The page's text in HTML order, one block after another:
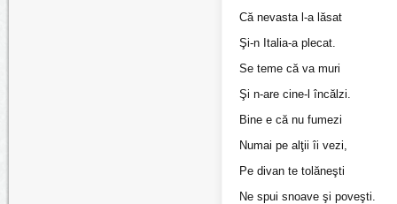
Că nevasta l-a lăsat
Şi-n Italia-a plecat.
Se teme că va muri
Şi n-are cine-l încălzi.
Bine e că nu fumezi
Numai pe alţii îi vezi,
Pe divan te tolăneşti
Ne spui snoave şi poveşti.